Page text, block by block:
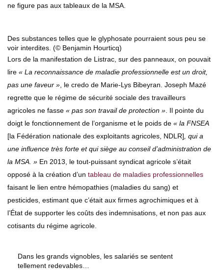
ne figure pas aux tableaux de la MSA.
Des substances telles que le glyphosate pourraient sous peu se
voir interdites. (© Benjamin Hourticq)
Lors de la manifestation de Listrac, sur des panneaux, on pouvait
lire « La reconnaissance de maladie professionnelle est un droit,
pas une faveur » , le credo de Marie-Lys Bibeyran. Joseph Mazé
regrette que le régime de sécurité sociale des travailleurs
agricoles ne fasse « pas son travail de protection » . Il pointe du
doigt le fonctionnement de l’organisme et le poids de « la FNSEA
[la Fédération nationale des exploitants agricoles, NDLR] , qui a
une influence très forte et qui siège au conseil d’administration de
la MSA. » En 2013, le tout-puissant syndicat agricole s’était
opposé à la création d’un tableau de maladies professionnelles
faisant le lien entre hémopathies (maladies du sang) et
pesticides, estimant que c’était aux firmes agrochimiques et à
l’État de supporter les coûts des indemnisations, et non pas aux
cotisants du régime agricole.
Dans les grands vignobles, les salariés se sentent
tellement redevables…